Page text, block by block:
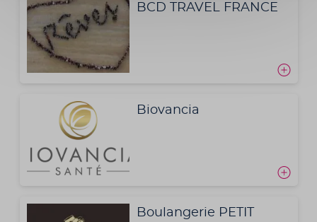
BCD TRAVEL FRANCE
Biovancia
Boulangerie PETIT